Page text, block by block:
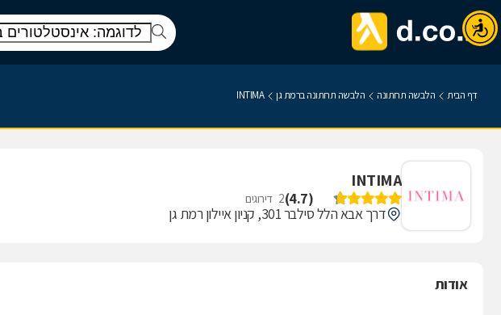
דף הבית הלבשה תחתונה הלבשה תחתונה ברמת גן INTIMA
INTIMA
(
4.7
)
2 דירוגים
דרך אבא הלל סילבר 301, קניון איילון רמת גן
אודות